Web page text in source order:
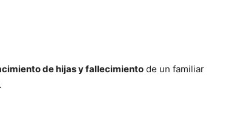
de hijas y fallecimiento de un familiar